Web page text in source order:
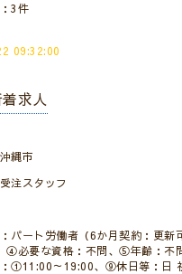
3件
09:32:00
求人
縄市
スタッフ
パート労働者（6か月契約：更新
④必要な資格：不問、⑤年齢：
①11:00～19:00、⑨休日等：日